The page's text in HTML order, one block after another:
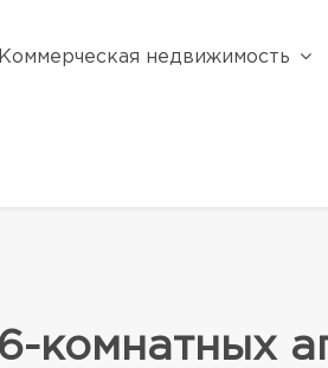
Коммерческая недвижимость
комнатных